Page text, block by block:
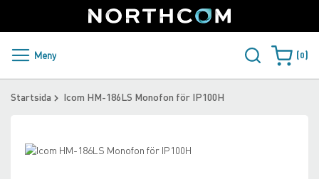
to
Content
Sweden
PRODUKTER OCH LÖSNINGAR
ÅTERFÖRSÄLJARE
Meny Varukorgen
0
Startsida Icom HM-186LS Monofon för IP100H
Skip